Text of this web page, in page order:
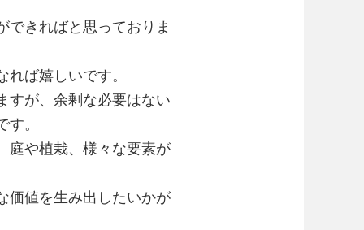
できればと思っておりま
ば嬉しいです。
すが、余剰な必要はない
。
庭や植栽、様々な要素が
価値を生み出したいかが